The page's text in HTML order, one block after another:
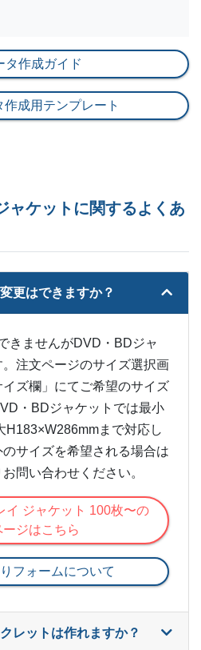
タ作成ガイド
作成用テンプレート
ャケットに関するよくあ
更はできますか？
きませんがDVD・BDジャ
注文ページのサイズ選択画
ズ欄」にてご希望のサイズ
・BDジャケットでは最小
H183×W286mmまで対応し
サイズを希望される場合は
問い合わせください。
イ ジャケット 100枚〜の
ジはこちら
フォームについて
レットは作れますか？